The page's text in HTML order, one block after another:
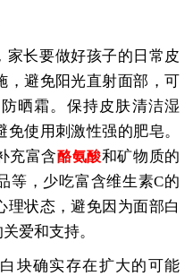
家长要做好孩子的日常皮
，避免阳光直射面部，可
晒霜。保持皮肤清洁湿
使用刺激性强的肥皂。
充富含酪氨酸和矿物质的
等，少吃富含维生素C的
理状态，避免因为面部白
爱和支持。
块确实存在扩大的可能